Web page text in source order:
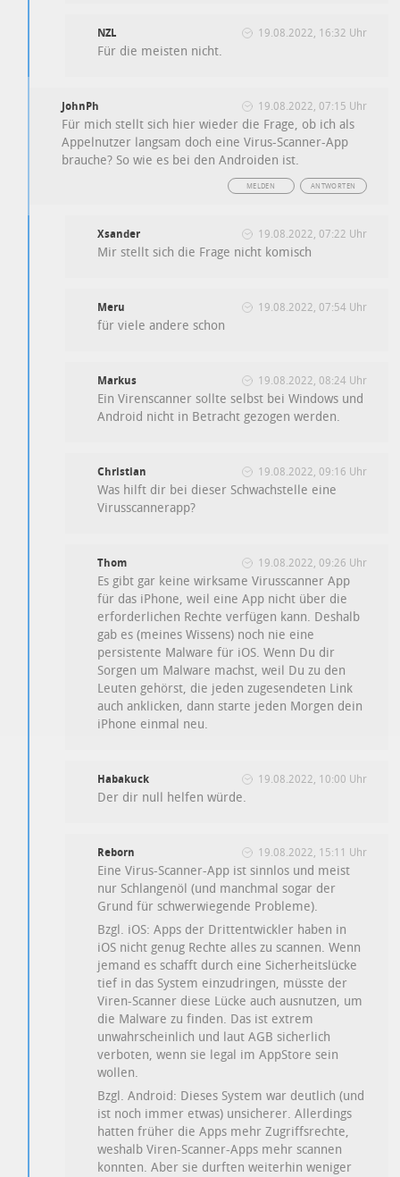
NZL 19.08.2022, 16:32 Uhr
Für die meisten nicht.
JohnPh 19.08.2022, 07:15 Uhr
Für mich stellt sich hier wieder die Frage, ob ich als
Appelnutzer langsam doch eine Virus-Scanner-App
brauche? So wie es bei den Androiden ist.
ANTWORTEN
MELDEN
Xsander 19.08.2022, 07:22 Uhr
Mir stellt sich die Frage nicht komisch
Meru 19.08.2022, 07:54 Uhr
für viele andere schon
Markus 19.08.2022, 08:24 Uhr
Ein Virenscanner sollte selbst bei Windows und
Android nicht in Betracht gezogen werden.
Christian 19.08.2022, 09:16 Uhr
Was hilft dir bei dieser Schwachstelle eine
Virusscannerapp?
Thom 19.08.2022, 09:26 Uhr
Es gibt gar keine wirksame Virusscanner App
für das iPhone, weil eine App nicht über die
erforderlichen Rechte verfügen kann. Deshalb
gab es (meines Wissens) noch nie eine
persistente Malware für iOS. Wenn Du dir
Sorgen um Malware machst, weil Du zu den
Leuten gehörst, die jeden zugesendeten Link
auch anklicken, dann starte jeden Morgen dein
iPhone einmal neu.
Habakuck 19.08.2022, 10:00 Uhr
Der dir null helfen würde.
Reborn 19.08.2022, 15:11 Uhr
Eine Virus-Scanner-App ist sinnlos und meist
nur Schlangenöl (und manchmal sogar der
Grund für schwerwiegende Probleme).
Bzgl. iOS: Apps der Drittentwickler haben in
iOS nicht genug Rechte alles zu scannen. Wenn
jemand es schafft durch eine Sicherheitslücke
tief in das System einzudringen, müsste der
Viren-Scanner diese Lücke auch ausnutzen, um
die Malware zu finden. Das ist extrem
unwahrscheinlich und laut AGB sicherlich
verboten, wenn sie legal im AppStore sein
wollen.
Bzgl. Android: Dieses System war deutlich (und
ist noch immer etwas) unsicherer. Allerdings
hatten früher die Apps mehr Zugriffsrechte,
weshalb Viren-Scanner-Apps mehr scannen
konnten. Aber sie durften weiterhin weniger